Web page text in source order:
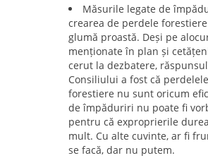
Măsurile legate de
crearea de perdele
glumă proastă. Deși pe
menționate în plan și
cerut la dezbatere,
Consiliului a fost că perdelele
forestiere nu sunt oricum
de împăduriri nu poate fi
pentru că exproprierile
mult. Cu alte cuvinte, ar fi
se facă, dar nu putem.